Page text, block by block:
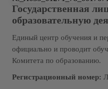
Государственная
образовательную
Единый центр обучения и
официально и проводит
Комитета по образованию.
Регистрационный номер: